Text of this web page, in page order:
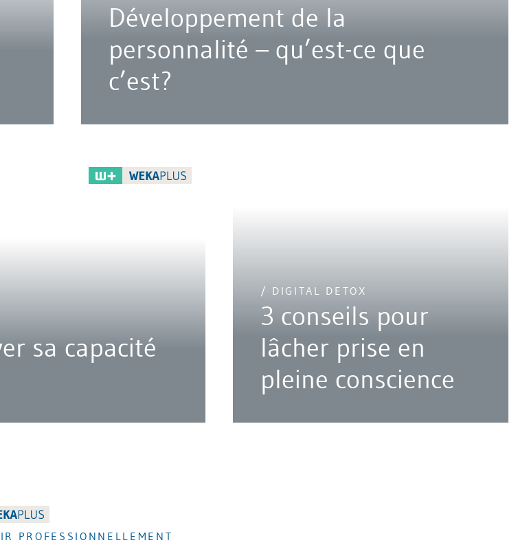
Développement de la
personnalité – qu’est-ce que
c’est?
sa capacité
/ DIGITAL DETOX
3 conseils pour
lâcher prise en
pleine conscience
PROFESSIONNELLEMENT